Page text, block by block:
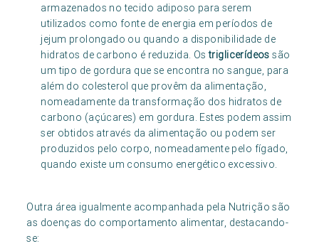
armazenados no tecido adiposo para serem
utilizados como fonte de energia em períodos de
jejum prolongado ou quando a disponibilidade de
hidratos de carbono é reduzida. Ostriglicerídeos são
um tipo de gordura que se encontra no sangue, para
além do colesterol que provêm da alimentação,
nomeadamente da transformação dos hidratos de
carbono (açúcares) em gordura. Estes podem assim
ser obtidos através da alimentação ou podem ser
produzidos pelo corpo, nomeadamente pelo fígado,
quando existe um consumo energético excessivo.
Outra área igualmente acompanhada pela Nutrição são
as doenças do comportamento alimentar, destacando-
se: